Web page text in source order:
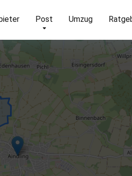
Post Umzug